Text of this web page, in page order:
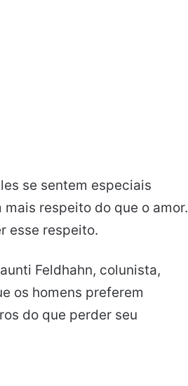
se sentem especiais
respeito do que o amor.
esse respeito.
Feldhahn, colunista,
os homens preferem
do que perder seu